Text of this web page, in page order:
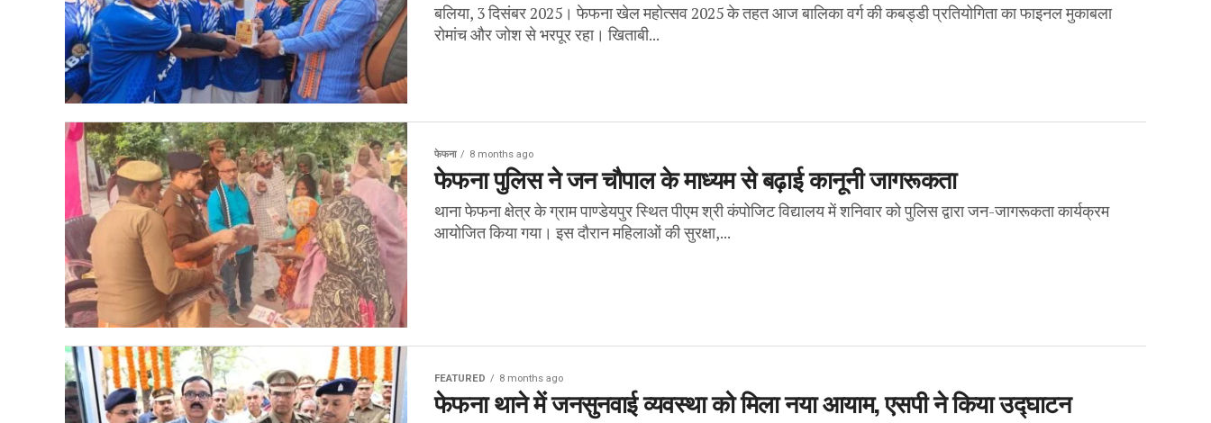
बलिया, 3 दिसंबर 2025। फेफना खेल महोत्सव 2025 के तहत आज बालिका वर्ग की कबड्डी प्रतियोगिता का फाइनल मुकाबला
रोमांच और जोश से भरपूर रहा। खिताबी...
फेफना 8 months ago
फेफना पुलिस ने जन चौपाल के माध्यम से बढ़ाई कानूनी जागरूकता
थाना फेफना क्षेत्र के ग्राम पाण्डेयपुर स्थित पीएम श्री कंपोजिट विद्यालय में शनिवार को पुलिस द्वारा जन-जागरूकता कार्यक्रम
आयोजित किया गया। इस दौरान महिलाओं की सुरक्षा,...
FEATURED 8 months ago
फेफना थाने में जनसुनवाई व्यवस्था को मिला नया आयाम, एसपी ने किया उद्घाटन